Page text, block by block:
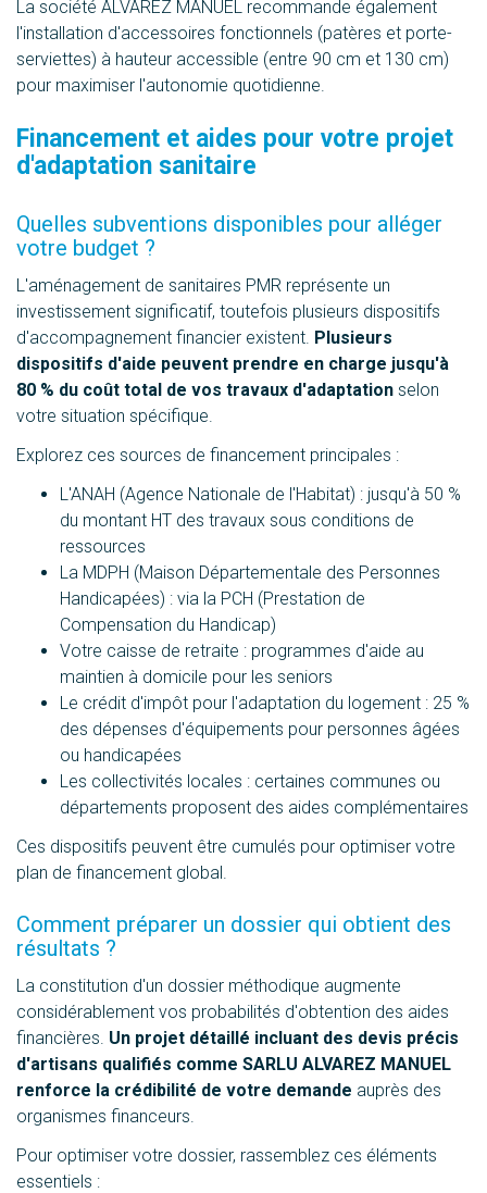
La société ALVAREZ MANUEL recommande également
l'installation d'accessoires fonctionnels (patères et porte-
serviettes) à hauteur accessible (entre 90 cm et 130 cm)
pour maximiser l'autonomie quotidienne.
Financement et aides pour votre projet
d'adaptation sanitaire
Quelles subventions disponibles pour alléger
votre budget ?
L'aménagement de sanitaires PMR représente un
investissement significatif, toutefois plusieurs dispositifs
d'accompagnement financier existent. Plusieurs
dispositifs d'aide peuvent prendre en charge jusqu'à
80 % du coût total de vos travaux d'adaptation selon
votre situation spécifique.
Explorez ces sources de financement principales :
L'ANAH (Agence Nationale de l'Habitat) : jusqu'à 50 %
du montant HT des travaux sous conditions de
ressources
La MDPH (Maison Départementale des Personnes
Handicapées) : via la PCH (Prestation de
Compensation du Handicap)
Votre caisse de retraite : programmes d'aide au
maintien à domicile pour les seniors
Le crédit d'impôt pour l'adaptation du logement : 25 %
des dépenses d'équipements pour personnes âgées
ou handicapées
Les collectivités locales : certaines communes ou
départements proposent des aides complémentaires
Ces dispositifs peuvent être cumulés pour optimiser votre
plan de financement global.
Comment préparer un dossier qui obtient des
résultats ?
La constitution d'un dossier méthodique augmente
considérablement vos probabilités d'obtention des aides
financières. Un projet détaillé incluant des devis précis
d'artisans qualifiés comme SARLU ALVAREZ MANUEL
renforce la crédibilité de votre demande auprès des
organismes financeurs.
Pour optimiser votre dossier, rassemblez ces éléments
essentiels :